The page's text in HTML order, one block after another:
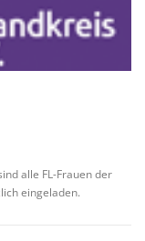
alle FL-Frauen der
eingeladen.